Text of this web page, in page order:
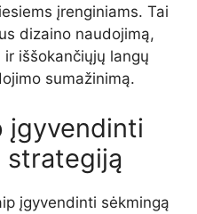
įrenginiams. Tai
dizaino naudojimą,
iššokančiųjų langų
sumažinimą.
įgyvendinti
strategiją
įgyvendinti sėkmingą